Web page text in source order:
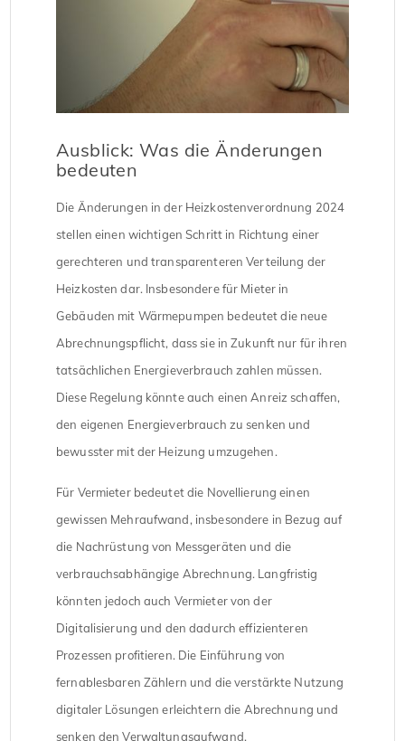
Ausblick: Was die Änderungen
bedeuten
Die Änderungen in der Heizkostenverordnung 2024
stellen einen wichtigen Schritt in Richtung einer
gerechteren und transparenteren Verteilung der
Heizkosten dar. Insbesondere für Mieter in
Gebäuden mit Wärmepumpen bedeutet die neue
Abrechnungspflicht, dass sie in Zukunft nur für ihren
tatsächlichen Energieverbrauch zahlen müssen.
Diese Regelung könnte auch einen Anreiz schaffen,
den eigenen Energieverbrauch zu senken und
bewusster mit der Heizung umzugehen.
Für Vermieter bedeutet die Novellierung einen
gewissen Mehraufwand, insbesondere in Bezug auf
die Nachrüstung von Messgeräten und die
verbrauchsabhängige Abrechnung. Langfristig
könnten jedoch auch Vermieter von der
Digitalisierung und den dadurch effizienteren
Prozessen profitieren. Die Einführung von
fernablesbaren Zählern und die verstärkte Nutzung
digitaler Lösungen erleichtern die Abrechnung und
senken den Verwaltungsaufwand.